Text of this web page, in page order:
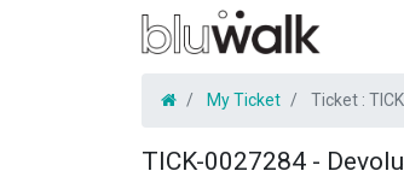
My Ticket Ticket :
TICK-0027284 -